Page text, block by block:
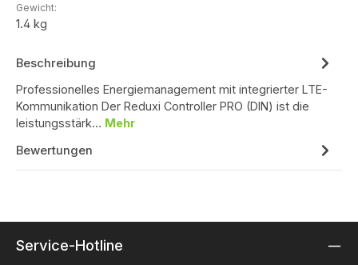
Gewicht:
1.4 kg
Beschreibung
Professionelles Energiemanagement mit integrierter LTE-
Kommunikation Der Reduxi Controller PRO (DIN) ist die
leistungsstärk… Mehr
Bewertungen
Service-Hotline